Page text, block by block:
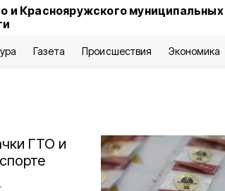
и Краснояружского муниципальных
Газета Происшествия Экономика
ГТО и